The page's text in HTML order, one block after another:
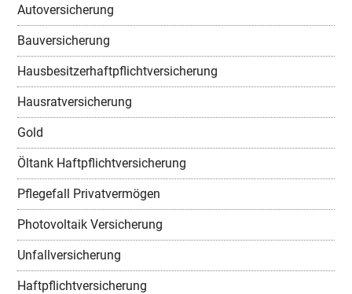
Autoversicherung
Bauversicherung
Hausbesitzerhaftpflichtversicherung
Hausratversicherung
Gold
Öltank Haftpflichtversicherung
Pflegefall Privatvermögen
Photovoltaik Versicherung
Unfallversicherung
Haftpflichtversicherung